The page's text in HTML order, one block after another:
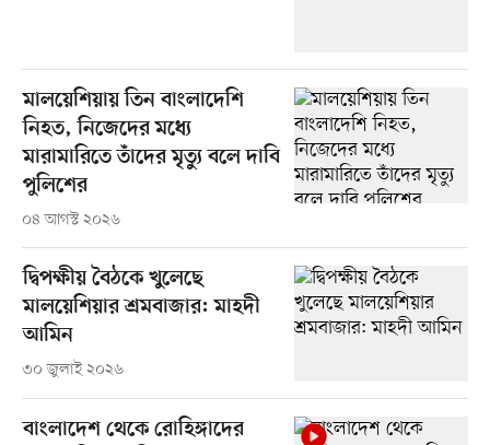
মালয়েশিয়ায় তিন বাংলাদেশি
নিহত, নিজেদের মধ্যে
মারামারিতে তাঁদের মৃত্যু বলে দাবি
পুলিশের
০৪ আগস্ট ২০২৬
দ্বিপক্ষীয় বৈঠকে খুলেছে
মালয়েশিয়ার শ্রমবাজার: মাহদী
আমিন
৩০ জুলাই ২০২৬
বাংলাদেশ থেকে রোহিঙ্গাদের